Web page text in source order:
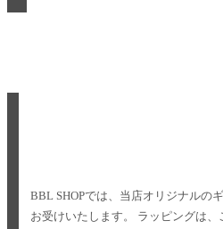
BBL SHOPでは、当店オリジナルの
お受けいたします。
ラッピングは、